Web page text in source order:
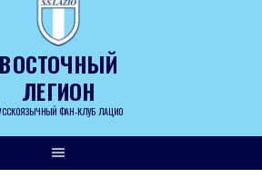
ВОСТОЧНЫЙ
ЛЕГИОН
ФАН-КЛУБ ЛАЦИО